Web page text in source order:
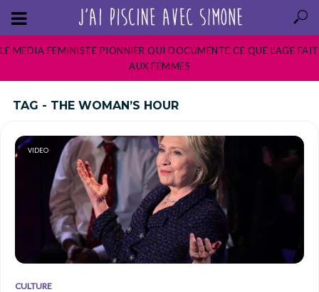
LE MEDIA FEMINISTE PIONNIER QUI DOCUMENTE CE QUE L’AGE FAIT
AUX FEMMES
TAG - THE WOMAN’S HOUR
VIDEO
CULTURE